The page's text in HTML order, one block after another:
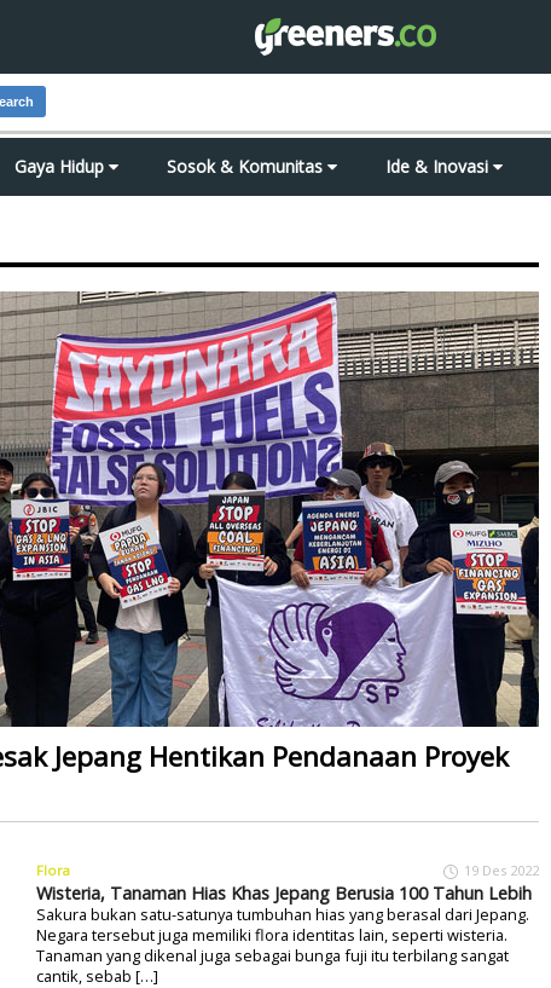
Gaya Hidup Sosok & Komunitas Ide & Inovasi
Jepang Hentikan Pendanaan Proyek
Flora 19 Des 2022
Wisteria, Tanaman Hias Khas Jepang Berusia 100 Tahun Lebih
Sakura bukan satu-satunya tumbuhan hias yang berasal dari Jepang.
Negara tersebut juga memiliki flora identitas lain, seperti wisteria.
Tanaman yang dikenal juga sebagai bunga fuji itu terbilang sangat
cantik, sebab […]